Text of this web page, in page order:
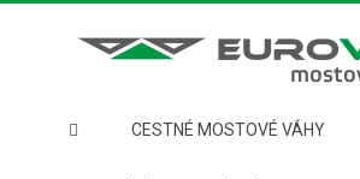
CESTNÉ MOSTOVÉ VÁHY